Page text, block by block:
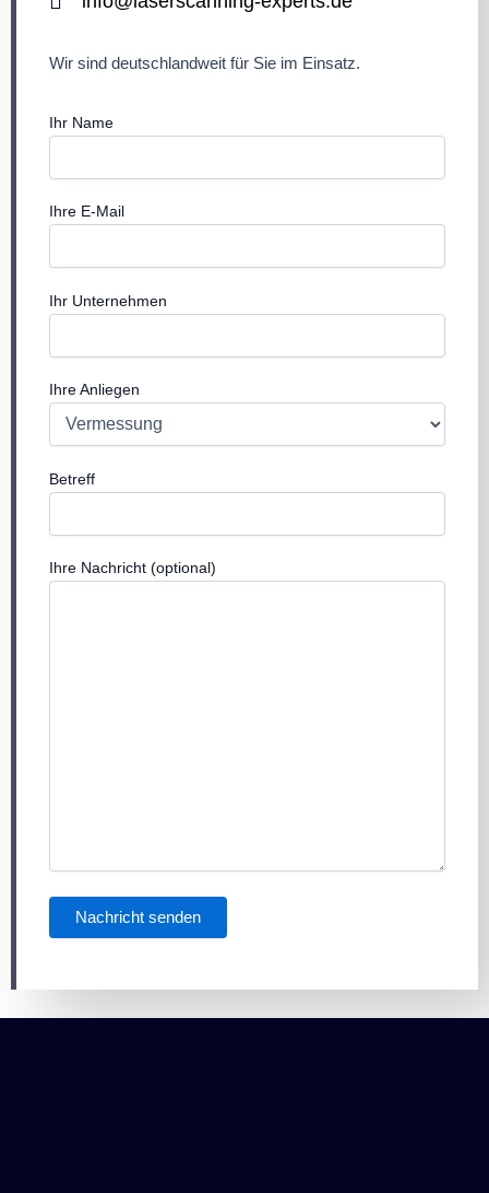
Wir sind deutschlandweit für Sie im Einsatz.
Ihr Name
Ihre E-Mail
Ihr Unternehmen
Ihre Anliegen
Betreff
Ihre Nachricht (optional)